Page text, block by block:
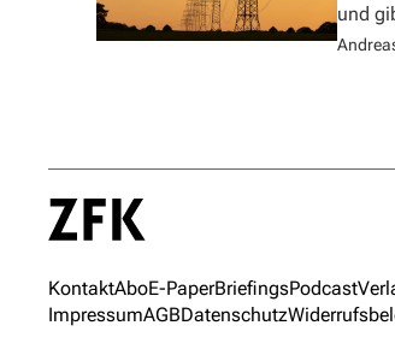
und
KontaktAboE-PaperBriefingsPodcast
ImpressumAGBDatenschutz